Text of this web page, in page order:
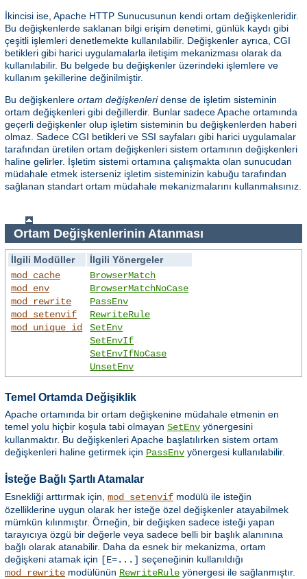
İkincisi ise, Apache HTTP Sunucusunun kendi ortam değişkenleridir.
Bu değişkenlerde saklanan bilgi erişim denetimi, günlük kaydı gibi
çeşitli işlemleri denetlemekte kullanılabilir. Değişkenler ayrıca, CGI
betikleri gibi harici uygulamalarla iletişim mekanizması olarak da
kullanılabilir. Bu belgede bu değişkenler üzerindeki işlemlere ve
kullanım şekillerine değinilmiştir.
Bu değişkenlere ortam değişkenleridense de işletim sisteminin
ortam değişkenleri gibi değillerdir. Bunlar sadece Apache ortamında
geçerli değişkenler olup işletim sisteminin bu değişkenlerden haberi
olmaz. Sadece CGI betikleri ve SSI sayfaları gibi harici uygulamalar
tarafından üretilen ortam değişkenleri sistem ortamının değişkenleri
haline gelirler. İşletim sistemi ortamına çalışmakta olan sunucudan
müdahale etmek isterseniz işletim sisteminizin kabuğu tarafından
sağlanan standart ortam müdahale mekanizmalarını kullanmalısınız.
Ortam Değişkenlerinin Atanması
İlgili Modüller
İlgili Yönergeler
mod_cache
mod_env
mod_rewrite
mod_setenvif
mod_unique_id
BrowserMatch
BrowserMatchNoCase
PassEnv
RewriteRule
SetEnv
SetEnvIf
SetEnvIfNoCase
UnsetEnv
Temel Ortamda Değişiklik
Apache ortamında bir ortam değişkenine müdahale etmenin en
temel yolu hiçbir koşula tabi olmayan SetEnv yönergesini
kullanmaktır. Bu değişkenleri Apache başlatılırken sistem ortam
değişkenleri haline getirmek için PassEnv yönergesi kullanılabilir.
İsteğe Bağlı Şartlı Atamalar
Esnekliği arttırmak için, mod_setenvif modülü ile isteğin
özelliklerine uygun olarak her isteğe özel değişkenler atayabilmek
mümkün kılınmıştır. Örneğin, bir değişken sadece isteği yapan
tarayıcıya özgü bir değerle veya sadece belli bir başlık alanınına
bağlı olarak atanabilir. Daha da esnek bir mekanizma, ortam
değişkeni atamak için [E=...] seçeneğinin kullanıldığı
mod_rewrite modülünün RewriteRule yönergesi ile sağlanmıştır.